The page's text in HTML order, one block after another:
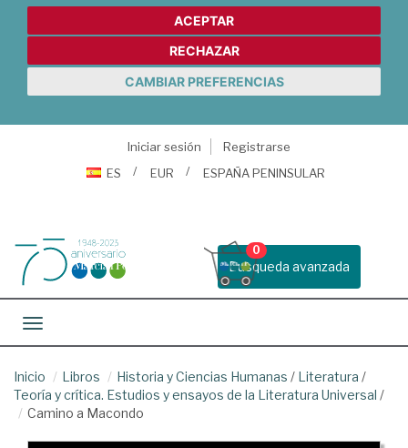
ACEPTAR
RECHAZAR
CAMBIAR PREFERENCIAS
Iniciar sesión
Registrarse
ES
EUR ESPAÑA PENINSULAR
Busqueda avanzada
0
Toggle navigation
Inicio Libros Historia y Ciencias Humanas / Literatura /
Teoría y crítica. Estudios y ensayos de la Literatura Universal /
Camino a Macondo